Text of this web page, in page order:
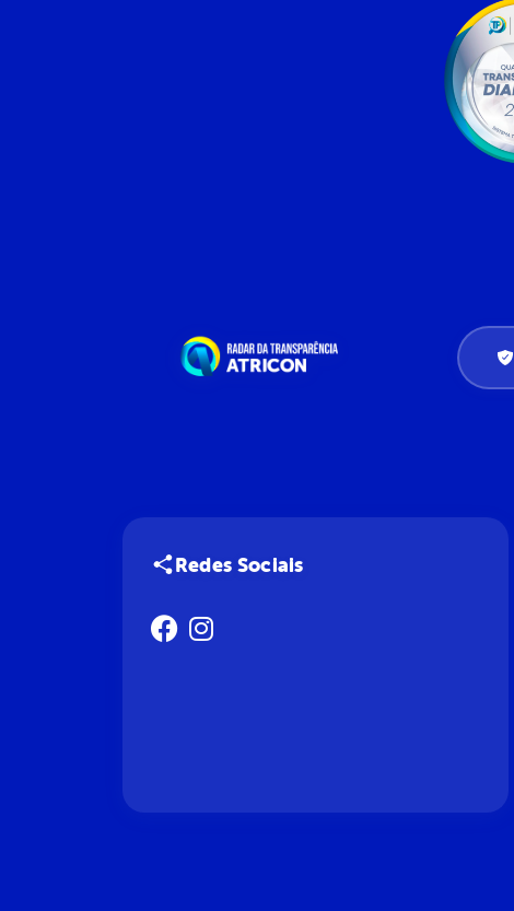
Redes Sociais